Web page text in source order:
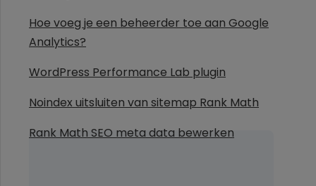
Hoe voeg je een beheerder toe aan Google
Analytics?
WordPress Performance Lab plugin
Noindex uitsluiten van sitemap Rank Math
Rank Math SEO meta data bewerken